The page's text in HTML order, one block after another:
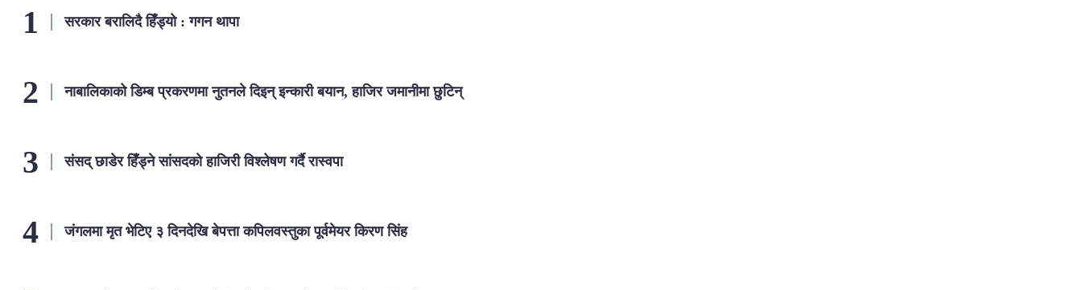
सरकार बरालिदै हिँड्यो : गगन थापा
नाबालिकाको डिम्ब प्रकरणमा नुतनले दिइन् इन्कारी बयान, हाजिर जमानीमा छुटिन्
संसद् छाडेर हिँड्ने सांसदको हाजिरी विश्लेषण गर्दै रास्वपा
जंगलमा मृत भेटिए ३ दिनदेखि बेपत्ता कपिलवस्तुका पूर्वमेयर किरण सिंह